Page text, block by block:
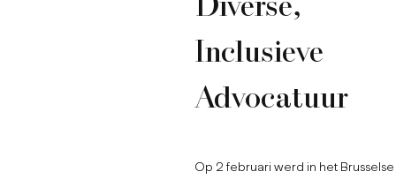
Diverse,
Inclusieve
Advocatuur
Op 2 februari werd in het Brusselse